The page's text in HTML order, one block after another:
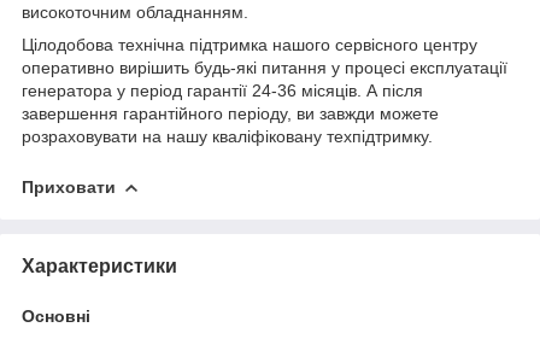
високоточним обладнанням.
Цілодобова технічна підтримка нашого сервісного центру
оперативно вирішить будь-які питання у процесі експлуатації
генератора у період гарантії 24-36 місяців. А після
завершення гарантійного періоду, ви завжди можете
розраховувати на нашу кваліфіковану техпідтримку.
Приховати
Характеристики
Основні